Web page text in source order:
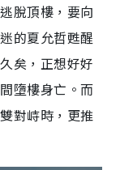
脫頂樓，要向
的夏允哲甦醒
矣，正想好好
墮樓身亡。而
對峙時，更推